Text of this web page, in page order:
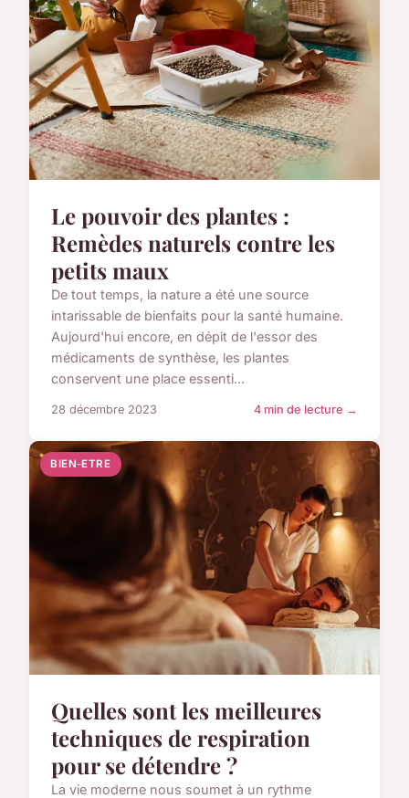
Le pouvoir des plantes :
Remèdes naturels contre les
petits maux
De tout temps, la nature a été une source
intarissable de bienfaits pour la santé humaine.
Aujourd'hui encore, en dépit de l'essor des
médicaments de synthèse, les plantes
conservent une place essenti...
28 décembre 2023 4 min de lecture →
BIEN-ETRE
Quelles sont les meilleures
techniques de respiration
pour se détendre ?
La vie moderne nous soumet à un rythme